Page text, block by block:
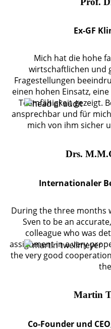
Ex-GF
Mich hat die hohe
wirtschaftlichen und
Fragestellungen
einen hohen Einsatz,
Teamfähigkeit gezeigt.
ansprechbar und für
mich von ihm sicher
Drs.
Internationaler
During the three months
Sven to be an
colleague who was
assignment in a very
the very good
Martin
Co-Founder und